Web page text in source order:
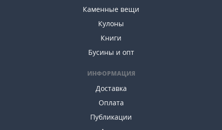
Каменные вещи
Кулоны
Книги
Бусины и опт
ИНФОРМАЦИЯ
Доставка
Оплата
Публикации